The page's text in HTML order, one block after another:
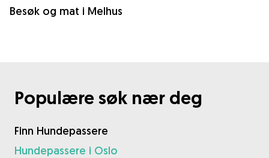
Besøk og mat i Melhus
Populære søk nær deg
Finn Hundepassere
Hundepassere i Oslo